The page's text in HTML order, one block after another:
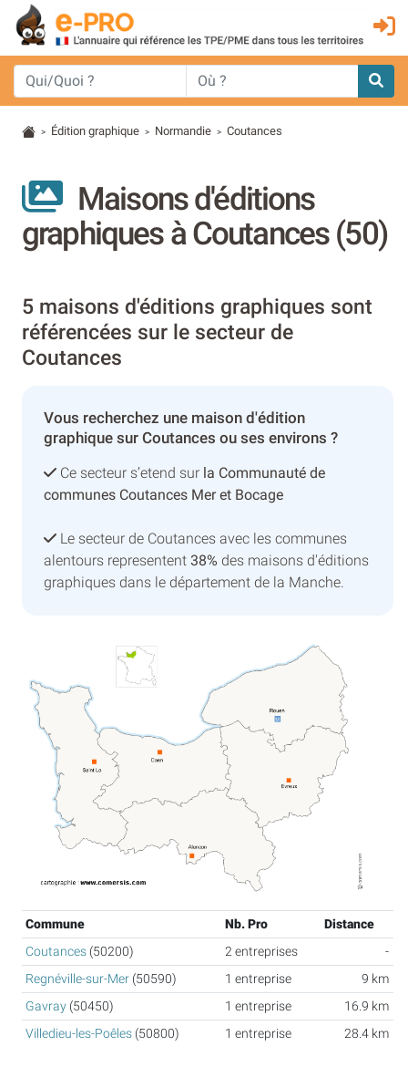
> Édition graphique > Normandie > Coutances
Maisons d'éditions
graphiques à Coutances (50)
5 maisons d'éditions graphiques sont
référencées sur le secteur de
Coutances
Vous recherchez une maison d'édition
graphique sur Coutances ou ses environs ?
Ce secteur s’etend sur la Communauté de
communes Coutances Mer et Bocage
Le secteur de Coutances avec les communes
alentours representent 38% des maisons d'éditions
graphiques dans le département de la Manche.
Commune Nb. Pro
Distance
Coutances (50200) 2 entreprises
-
Regnéville-sur-Mer (50590) 1 entreprise
9 km
Gavray (50450) 1 entreprise
16.9 km
Villedieu-les-Poêles (50800) 1 entreprise 28.4 km